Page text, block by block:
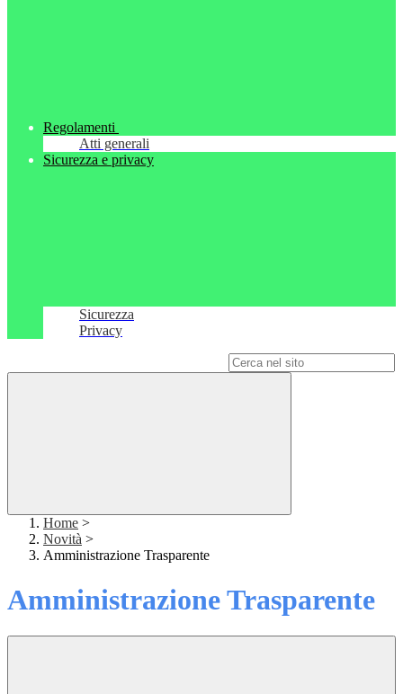
Regolamenti
Atti generali
Sicurezza e privacy
Sicurezza
Privacy
Home >
Novità >
Amministrazione Trasparente
Amministrazione Trasparente